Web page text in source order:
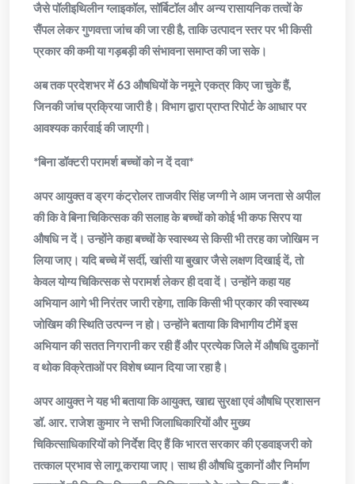
जैसे पॉलीइथिलीन ग्लाइकॉल, सॉर्बिटॉल और अन्य रासायनिक तत्वों के
सैंपल लेकर गुणवत्ता जांच की जा रही है, ताकि उत्पादन स्तर पर भी किसी
प्रकार की कमी या गड़बड़ी की संभावना समाप्त की जा सके।
अब तक प्रदेशभर में 63 औषधियों के नमूने एकत्र किए जा चुके हैं,
जिनकी जांच प्रक्रिया जारी है। विभाग द्वारा प्राप्त रिपोर्ट के आधार पर
आवश्यक कार्रवाई की जाएगी।
*बिना डॉक्टरी परामर्श बच्चों को न दें दवा*
अपर आयुक्त व ड्रग कंट्रोलर ताजवीर सिंह जग्गी ने आम जनता से अपील
की कि वे बिना चिकित्सक की सलाह के बच्चों को कोई भी कफ सिरप या
औषधि न दें। उन्होंने कहा बच्चों के स्वास्थ्य से किसी भी तरह का जोखिम न
लिया जाए। यदि बच्चे में सर्दी, खांसी या बुखार जैसे लक्षण दिखाई दें, तो
केवल योग्य चिकित्सक से परामर्श लेकर ही दवा दें। उन्होंने कहा यह
अभियान आगे भी निरंतर जारी रहेगा, ताकि किसी भी प्रकार की स्वास्थ्य
जोखिम की स्थिति उत्पन्न न हो। उन्होंने बताया कि विभागीय टीमें इस
अभियान की सतत निगरानी कर रही हैं और प्रत्येक जिले में औषधि दुकानों
व थोक विक्रेताओं पर विशेष ध्यान दिया जा रहा है।
अपर आयुक्त ने यह भी बताया कि आयुक्त, खाद्य सुरक्षा एवं औषधि प्रशासन
डॉ. आर. राजेश कुमार ने सभी जिलाधिकारियों और मुख्य
चिकित्साधिकारियों को निर्देश दिए हैं कि भारत सरकार की एडवाइजरी को
तत्काल प्रभाव से लागू कराया जाए। साथ ही औषधि दुकानों और निर्माण